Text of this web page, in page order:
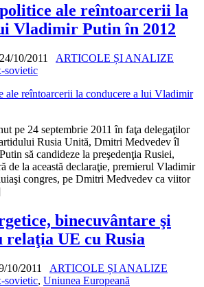
ale reîntoarcerii la
Vladimir Putin în 2012
24/10/2011
ARTICOLE ȘI ANALIZE
sovietic
pe 24 septembrie 2011 în faţa delegaţilor
Rusia Unită, Dmitri Medvedev îl
să candideze la preşedenţia Rusiei,
de la această declaraţie, premierul Vladimir
congres, pe Dmitri Medvedev ca viitor
binecuvântare şi
relaţia UE cu Rusia
10/2011
ARTICOLE ȘI ANALIZE
sovietic, Uniunea Europeană